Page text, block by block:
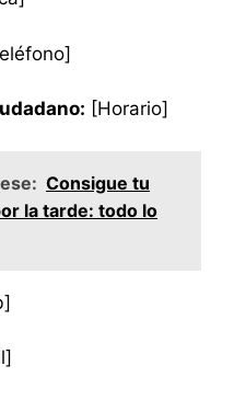
[Horario]
Consigue tu
la tarde: todo lo